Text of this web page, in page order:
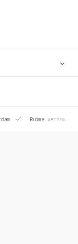
Ruime verzameling